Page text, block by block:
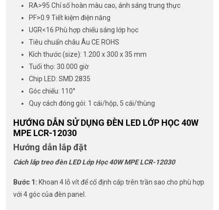
RA>95 Chỉ số hoàn màu cao, ánh sáng trung thực
PF>0.9 Tiết kiệm điện năng
UGR<16 Phù hợp chiếu sáng lớp học
Tiêu chuẩn châu Âu CE ROHS
Kích thước (size): 1.200 x 300 x 35 mm
Tuổi thọ: 30.000 giờ
Chip LED: SMD 2835
Góc chiếu: 110°
Quy cách đóng gói: 1 cái/hộp, 5 cái/thùng
HƯỚNG DẪN SỬ DỤNG ĐÈN LED LỚP HỌC 40W
MPE LCR-12030
Hướng dẫn lắp đặt
Cách lắp treođèn LED Lớp Học 40W MPE LCR-12030
Bước 1: Khoan 4 lỗ vít để cố định cáp trên trần sao cho phù hợp
với 4 góc của đèn panel.